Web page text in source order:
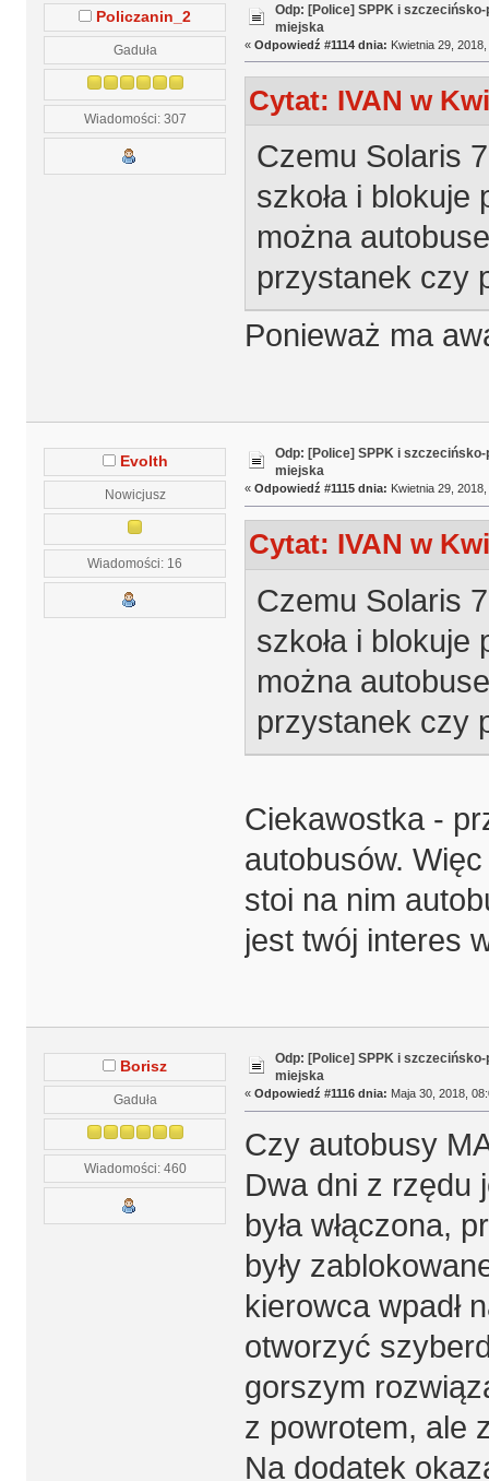
Policzanin_2
Gaduła
Wiadomości: 307
Odp: [Police] SPPK i
miejska
« Odpowiedź #1114 dnia: Kwietnia 29,
Cytat: IVAN w
Czemu Solaris
szkoła i blokuje
można
przystanek czy
Ponieważ ma
Evolth
Nowicjusz
Wiadomości: 16
Odp: [Police] SPPK i
miejska
« Odpowiedź #1115 dnia: Kwietnia 29,
Cytat: IVAN w
Czemu Solaris
szkoła i blokuje
można
przystanek czy
Ciekawostka -
autobusów.
stoi na nim
jest twój interes
Borisz
Gaduła
Wiadomości: 460
Odp: [Police] SPPK i
miejska
« Odpowiedź #1116 dnia: Maja 30, 2018,
Czy autobusy
Dwa dni z rzędu
była włączona,
były
kierowca wpadł
otworzyć
gorszym
z powrotem, ale
Na dodatek